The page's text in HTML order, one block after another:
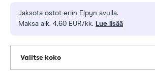
Jaksota ostot eriin Elpyn avulla.
Maksa alk. 4,60 EUR/kk. Lue lisää
Valitse koko